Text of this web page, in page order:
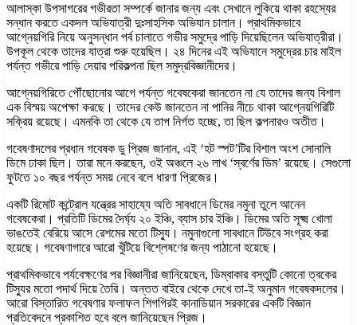
আলাস্কা উপসাগরের গভীরতা সম্পর্কে জানার জন্য এবং সেখানে লুকিয়ে থাকা রহস্যের
সন্ধান করতে একদল অভিযাত্রী দুঃসাহসিক অভিযান চালান। প্রাথমিকভাবে
আগ্নেয়গিরি নিয়ে অনুসন্ধান পর্ব চালাতে গভীর সমুদ্রে পাড়ি দিয়েছিলেন অভিযাত্রীরা।
উপকূল থেকে তাদের যাত্রা শুরু হয়েছিল। ২৪ দিনের এই অভিযানে সমুদ্রের চার মাইল
পর্যন্ত গভীরে পাড়ি দেয়ার পরিকল্পনা ছিল সমুদ্রবিজ্ঞানীদের।
আগ্নেয়গিরিতে পৌঁছোনোর আগে পর্যন্ত গবেষকেরা জানতেন না যে তাদের জন্য বিশাল
এক বিস্ময় অপেক্ষা করছে। তাদের কেউ জানতেন না পানির নীচে থাকা আগ্নেয়গিরিটি
সক্রিয় রয়েছে। এমনকি তা থেকে যে তাপ নির্গত হচ্ছে, তা ছিল কল্পনারও অতীত।
গবেষণাদলের প্রধান গবেষক ডু প্রিজ জানান, এই ‘হট স্পট’টির বিশাল অংশ সোনালি
ডিমে ঢাকা ছিল। তারা মনে করছেন, ওই অঞ্চলে ২৬ লাখ ‘স্বর্ণের ডিম’ রয়েছে। সেগুলো
ফুটতে ১০ বছর পর্যন্ত সময় নেবে বলে ধারণা প্রিজের।
একটি রিমোট কন্ট্রোল যন্ত্রের সাহায্যে অতি সাবধানে ডিমের নমুনা তুলে আনেন
গবেষকেরা। প্রতিটি ডিমের দৈর্ঘ্য ২০ ইঞ্চি, ব্যাস চার ইঞ্চি। ডিমের অতি সূক্ষ্ম খোলা
ভাঙতেই বেরিয়ে আসে রেশমের মতো টিস্যু। নমুনাগুলো সাবধানে টিউবে সংগ্রহ করা
হয়েছে। গবেষণাগারে আরো খুঁটিয়ে বিশ্লেষণের জন্য পাঠানো হয়েছে।
প্রাথমিকভাবে পর্যবেক্ষণের পর বিজ্ঞানীরা জানিয়েছেন, ডিম্বাকার বস্তুটি কোনো ত্বকের
টিস্যুর মতো পদার্থ দিয়ে তৈরি। অন্তত বাইরে থেকে দেখে তা-ই অনুমান গবেষকদলের।
আরো বিস্তারিত গবেষণার ফলাফল শিগগিরই কানাডিয়ান সরকারের একটি বিজ্ঞান
প্রতিবেদনে প্রকাশিত হবে বলে জানিয়েছেন প্রিজ।